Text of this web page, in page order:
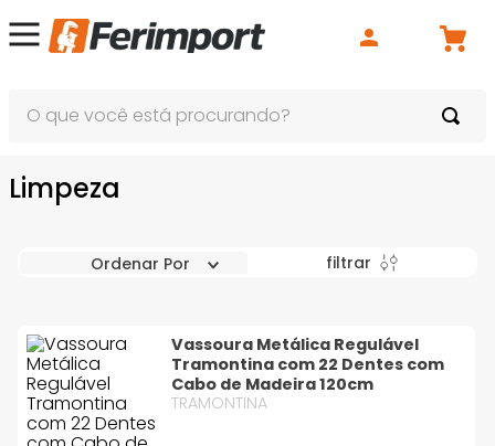
Limpeza
Ordenar Por filtrar
Vassoura Metálica Regulável
Tramontina com 22 Dentes com
Cabo de Madeira 120cm
TRAMONTINA